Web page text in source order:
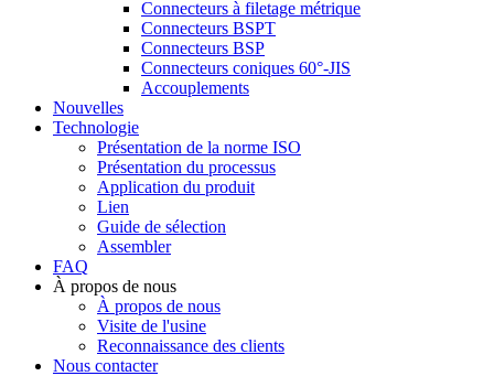
Connecteurs à filetage métrique
Connecteurs BSPT
Connecteurs BSP
Connecteurs coniques 60°-JIS
Accouplements
Nouvelles
Technologie
Présentation de la norme ISO
Présentation du processus
Application du produit
Lien
Guide de sélection
Assembler
FAQ
À propos de nous
À propos de nous
Visite de l'usine
Reconnaissance des clients
Nous contacter